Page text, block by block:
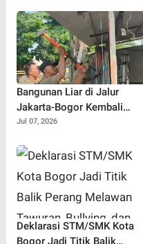
Bangunan Liar di Jalur
Jakarta-Bogor Kembali
Muncul, Satpol PP Depok
Jul 07, 2026
Deklarasi STM/SMK Kota
Bogor Jadi Titik Balik